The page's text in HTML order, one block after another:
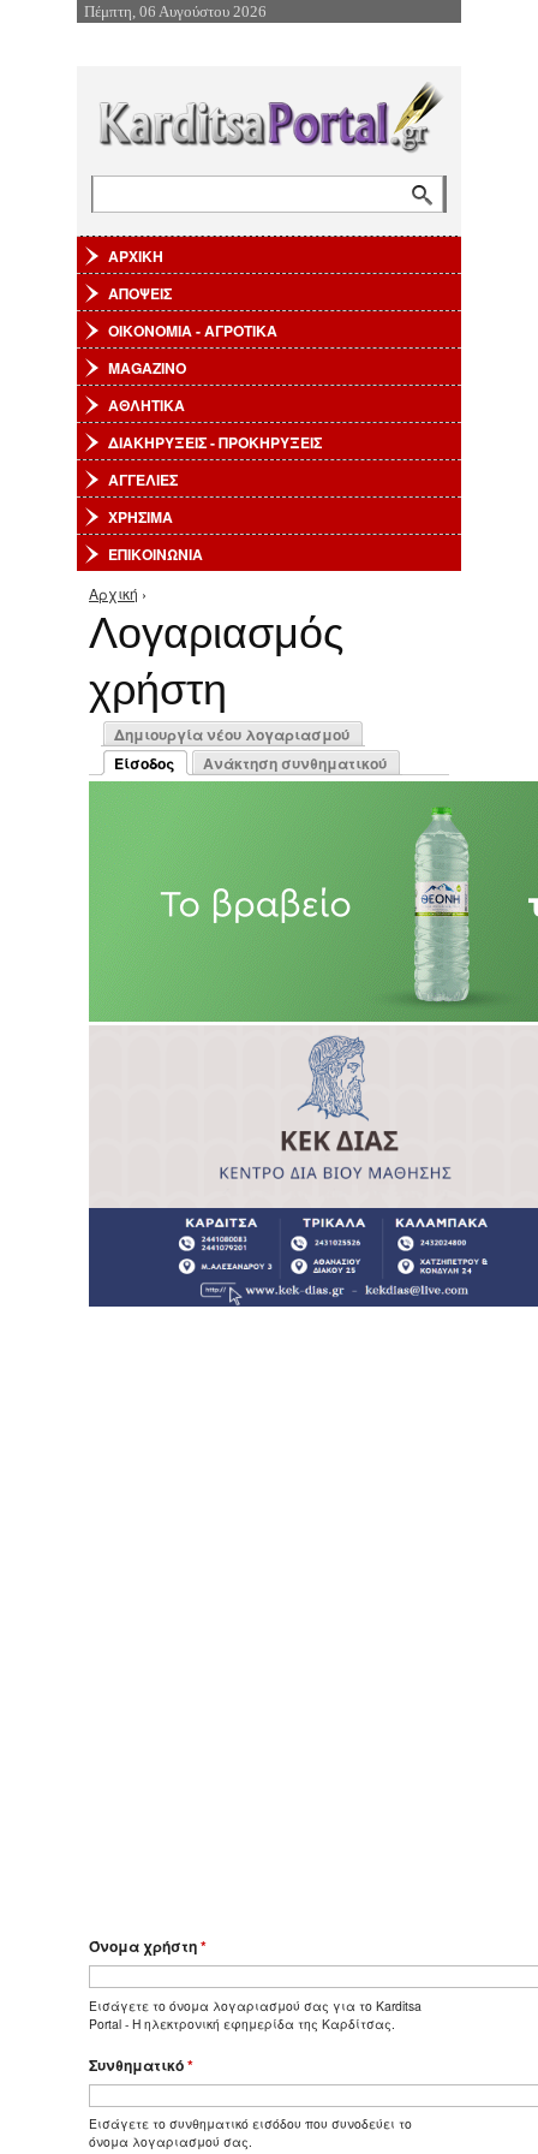
Επιστροφή στην Πλοήγηση
Πέμπτη, 06 Αυγούστου 2026
ΑΡΧΙΚΗ
ΑΠΟΨΕΙΣ
ΟΙΚΟΝΟΜΙΑ - ΑΓΡΟΤΙΚΑ
MAGAZINO
ΑΘΛΗΤΙΚΑ
ΔΙΑΚΗΡΥΞΕΙΣ - ΠΡΟΚΗΡΥΞΕΙΣ
ΑΓΓΕΛΙΕΣ
ΧΡΗΣΙΜΑ
ΕΠΙΚΟΙΝΩΝΙΑ
Είστε εδώ
Αρχική ›
Λογαριασμός
χρήστη
Πρωτεύουσες καρτέλες
Δημιουργία νέου λογαριασμού
Είσοδος
(ενεργή καρτέλα)
Ανάκτηση συνθηματικού
Όνομα χρήστη*
Εισάγετε το όνομα λογαριασμού σας για το Karditsa
Portal - Η ηλεκτρονική εφημερίδα της Καρδίτσας.
Συνθηματικό*
Εισάγετε το συνθηματικό εισόδου που συνοδεύει το
όνομα λογαριασμού σας.